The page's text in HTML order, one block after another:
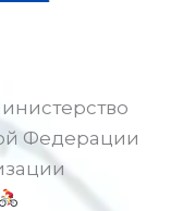
Федерации